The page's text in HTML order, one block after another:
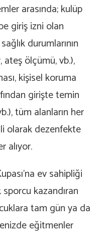
arasında; kulüp
giriş izni olan
durumlarının
ölçümü, vb.),
kişisel koruma
girişte temin
tüm alanların her
olarak dezenfekte
alıyor.
ev sahipliği
kazandıran
tam gün ya da
eğitmenler